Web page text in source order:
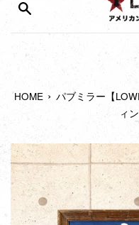
HOME › パブミラー【
ィ